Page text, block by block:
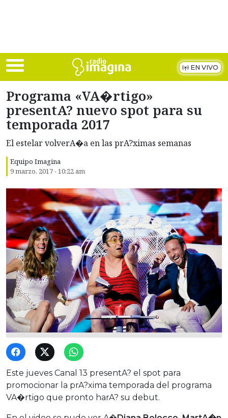
EN VIVO
Programa «VA�rtigo»
presentA? nuevo spot para su
temporada 2017
El estelar volverA�a en las prA?ximas semanas
Equipo Imagina
9 marzo, 2017 - 10:22 am
Este jueves Canal 13 presentA? el spot para
promocionar la prA?xima temporada del programa
VA�rtigo que pronto harA? su debut.